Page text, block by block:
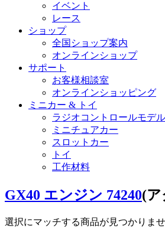
イベント
レース
ショップ
全国ショップ案内
オンラインショップ
サポート
お客様相談室
オンラインショッピング
ミニカー & トイ
ラジオコントロールモデル
ミニチュアカー
スロットカー
トイ
工作材料
GX40 エンジン 74240(ア
選択にマッチする商品が見つかりませ